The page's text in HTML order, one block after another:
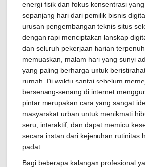
energi fisik dan fokus konsentrasi
sepanjang hari dari pemilik bisnis
urusan pengembangan teknis situs
dengan rapi menciptakan lanskap
dan seluruh pekerjaan harian
memuaskan, malam hari yang sunyi
yang paling berharga untuk
rumah. Di waktu santai sebelum
bersenang-senang di internet
pintar merupakan cara yang sangat
masyarakat urban untuk menikmati
seru, interaktif, dan dapat memicu
secara instan dari kejenuhan rutinitas
padat.
Bagi beberapa kalangan profesional